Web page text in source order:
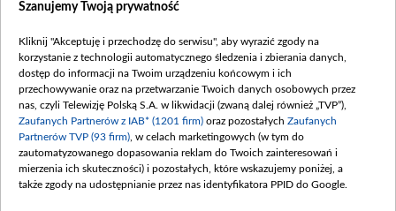
Opinie
Białoruś / Polska
Czytelnia
Centrum Europy
O nas
Kontakt
Informacje o nadawcy
Szanujemy Twoją prywatność
Kliknij "Akceptuję i przechodzę do serwisu", aby wyrazić zgody na
korzystanie z technologii automatycznego śledzenia i zbierania danych,
dostęp do informacji na Twoim urządzeniu końcowym i ich
przechowywanie oraz na przetwarzanie Twoich danych osobowych przez
nas, czyli Telewizję Polską S.A. w likwidacji (zwaną dalej również „TVP”),
Zaufanych Partnerów z IAB* (1201 firm) oraz pozostałych Zaufanych
Partnerów TVP (93 firm) , w celach marketingowych (w tym do
zautomatyzowanego dopasowania reklam do Twoich zainteresowań i
mierzenia ich skuteczności) i pozostałych, które wskazujemy poniżej, a
także zgody na udostępnianie przez nas identyfikatora PPID do Google.